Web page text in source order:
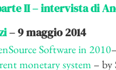
II – intervista di
– 9 maggio 2014
Software in 2010
monetary system– by